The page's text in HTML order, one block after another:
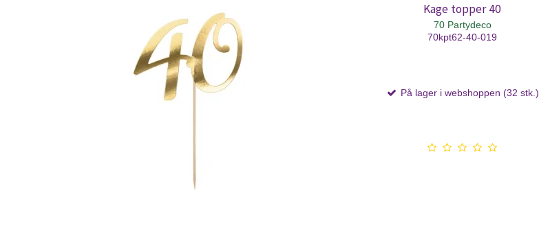
Kage topper 40
70 Partydeco
70kpt62-40-019
På lager i webshoppen (32 stk.)